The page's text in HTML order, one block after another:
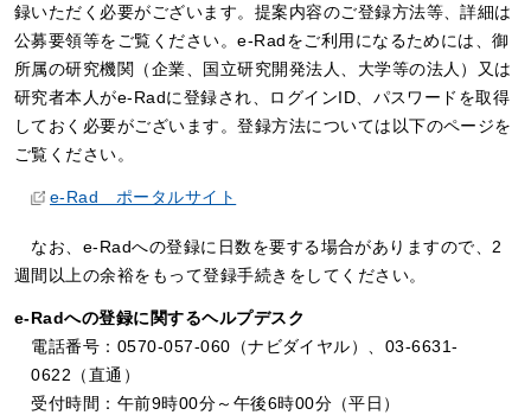
録いただく必要がございます。提案内容のご登録方法等、詳細は
公募要領等をご覧ください。e-Radをご利用になるためには、御
所属の研究機関（企業、国立研究開発法人、大学等の法人）又は
研究者本人がe-Radに登録され、ログインID、パスワードを取得
しておく必要がございます。登録方法については以下のページを
ご覧ください。
e-Rad ポータルサイト
なお、e-Radへの登録に日数を要する場合がありますので、2
週間以上の余裕をもって登録手続きをしてください。
e-Radへの登録に関するヘルプデスク
電話番号：0570-057-060（ナビダイヤル）、03-6631-
0622（直通）
受付時間：午前9時00分～午後6時00分（平日）